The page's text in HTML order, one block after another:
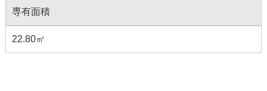
専有面積
22.80㎡